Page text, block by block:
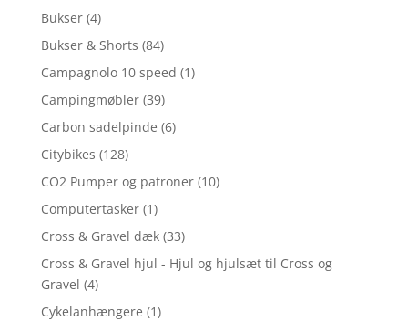
Bukser (4)
Bukser & Shorts (84)
Campagnolo 10 speed (1)
Campingmøbler (39)
Carbon sadelpinde (6)
Citybikes (128)
CO2 Pumper og patroner (10)
Computertasker (1)
Cross & Gravel dæk (33)
Cross & Gravel hjul - Hjul og hjulsæt til Cross og
Gravel (4)
Cykelanhængere (1)